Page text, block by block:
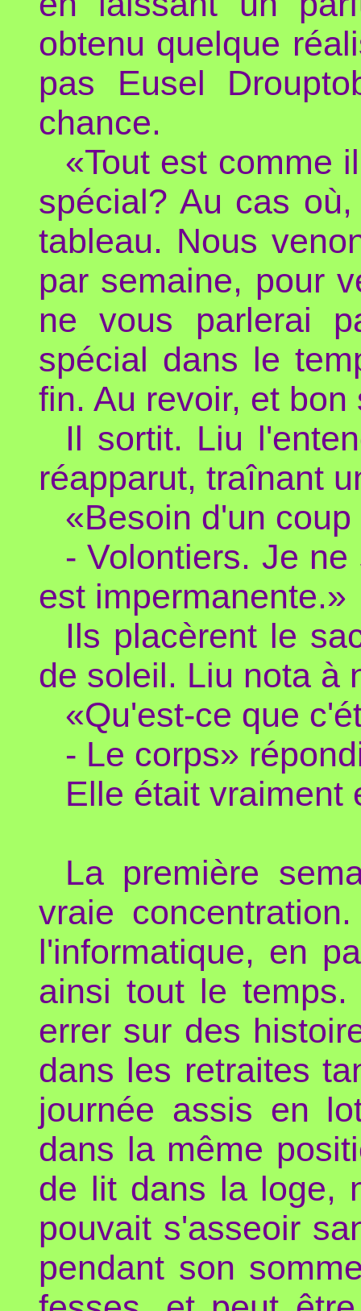
obtenu quelque
pas Eusel
chance.
«Tout est comme
spécial? Au cas
tableau. Nous
par semaine, pour
ne vous parlerai
spécial dans le
fin. Au revoir, et
Il sortit. Liu
réapparut, traînant
«Besoin d'un
- Volontiers. Je
est impermanente.»
Ils placèrent le
de soleil. Liu nota à
«Qu'est-ce que
- Le corps»
Elle était vraiment
La première
vraie
l'informatique, en
ainsi tout le temps.
errer sur des
dans les retraites
journée assis en
dans la même
de lit dans la loge,
pouvait s'asseoir
pendant son